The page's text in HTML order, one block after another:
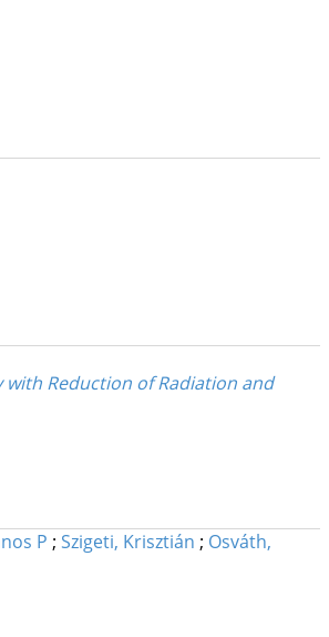
Reduction of Radiation and
P ; Szigeti, Krisztián ; Osváth,